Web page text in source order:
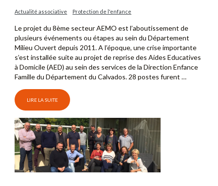
Actualité associative Protection de l'enfance
Le projet du 8ème secteur AEMO est l’aboutissement de
plusieurs événements ou étapes au sein du Département
Milieu Ouvert depuis 2011. A l’époque, une crise importante
s’est installée suite au projet de reprise des Aides Educatives
à Domicile (AED) au sein des services de la Direction Enfance
Famille du Département du Calvados. 28 postes furent …
LIRE LA SUITE